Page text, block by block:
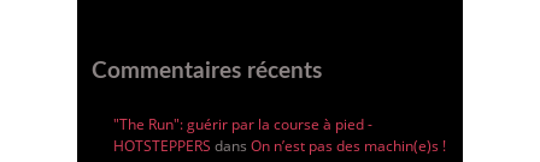
Commentaires récents
"The Run": guérir par la course à pied -
HOTSTEPPERS dans On n’est pas des machin(e)s !